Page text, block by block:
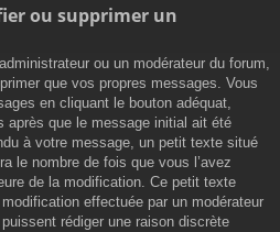
ou supprimer un
ou un modérateur du forum,
que vos propres messages. Vous
en cliquant le bouton adéquat,
après que le message initial ait été
à votre message, un petit texte situé
le nombre de fois que vous l’avez
de la modification. Ce petit texte
modification effectuée par un modérateur
rédiger une raison discrète